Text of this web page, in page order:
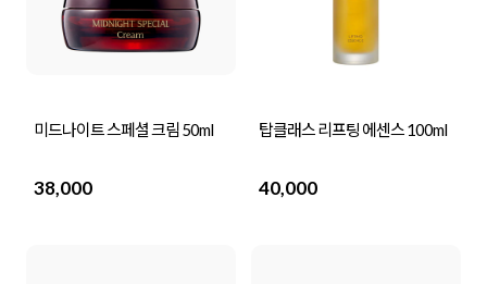
미드나이트 스페셜 크림 50ml
38,000
탑클래스 리프팅 에센스 100ml
40,000